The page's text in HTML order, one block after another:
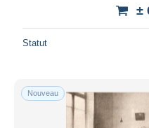
±
Statut
Nouveau